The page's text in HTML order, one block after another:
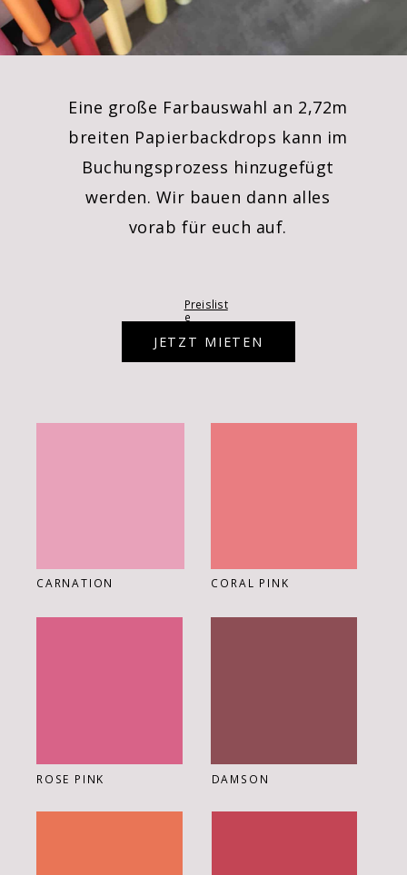
Eine große Farbauswahl an 2,72m
breiten Papierbackdrops kann im
Buchungsprozess hinzugefügt
werden. Wir bauen dann alles
vorab für euch auf.
Preislist
e
JETZT MIETEN
CORAL PINK
CARNATION
ROSE PINK DAMSON